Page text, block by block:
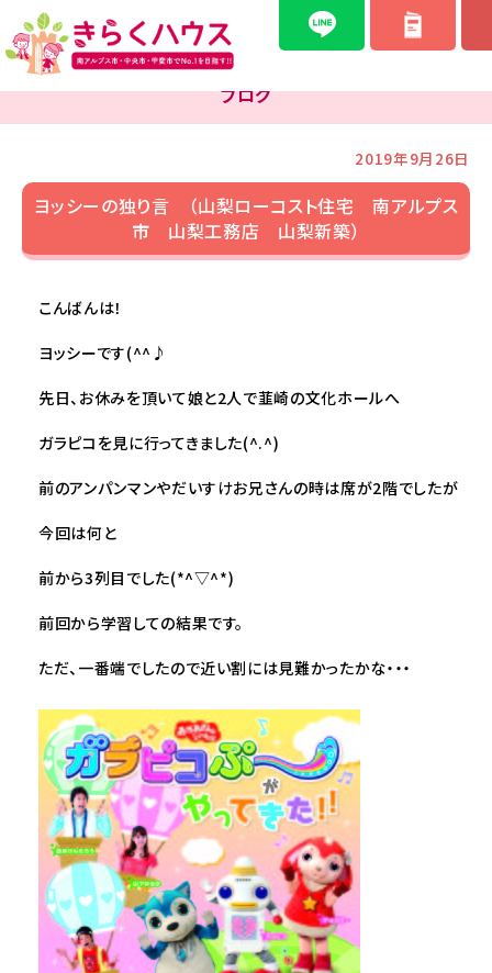
ブログ
2019年9月26日
ヨッシーの独り言 （山梨ローコスト住宅 南アルプス
市 山梨工務店 山梨新築）
こんばんは！
ヨッシーです(^^♪
先日、お休みを頂いて娘と2人で韮崎の文化ホールへ
ガラピコを見に行ってきました(^.^)
前のアンパンマンやだいすけお兄さんの時は席が2階でしたが
今回は何と
前から3列目でした(*^▽^*)
前回から学習しての結果です。
ただ、一番端でしたので近い割には見難かったかな・・・